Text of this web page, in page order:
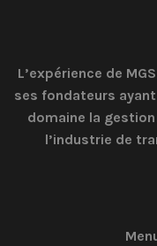
L’expérience de
ses fondateurs
domaine la
l’industrie de